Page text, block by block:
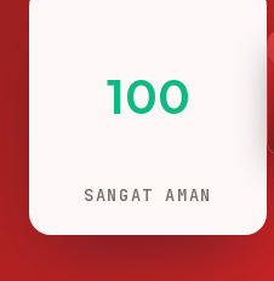
100
SANGAT AMAN